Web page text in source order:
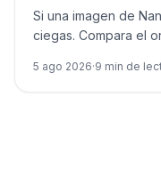
Si una imagen de
ciegas. Compara el
variable cada vez.
5 ago 2026·9 min de